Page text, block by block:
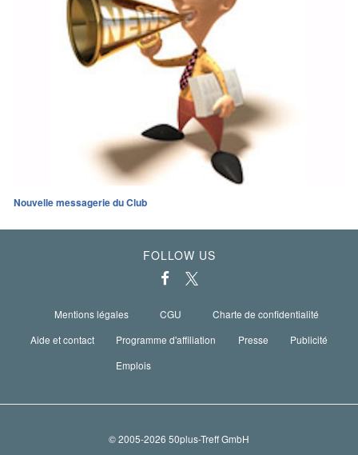
Nouvelle messagerie du Club
FOLLOW US
Mentions légales CGU
Charte de confidentialité
Aide et contact
Programme d'affiliation Presse
Publicité
Emplois
© 2005-2026 50plus-Treff GmbH